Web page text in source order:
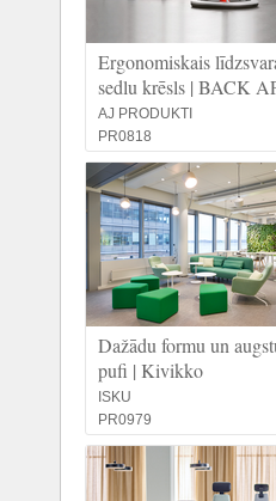
Ergonomiskais
sedlu krēsls | BACK
AJ PRODUKTI
PR0818
Dažādu formu un
pufi | Kivikko
ISKU
PR0979